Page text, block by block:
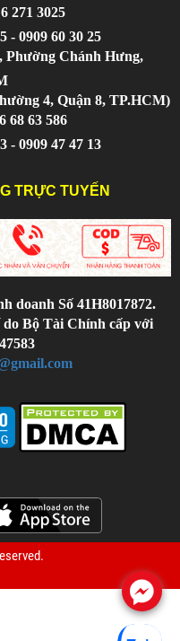
271 3025
- 0909 60 30 25
Phường Chánh Hưng,
4, Quận 8, TP.HCM)
68 63 586
- 0909 47 47 13
TRỰC TUYẾN
doanh Số 41H8017872.
Bộ Tài Chính cấp với
.